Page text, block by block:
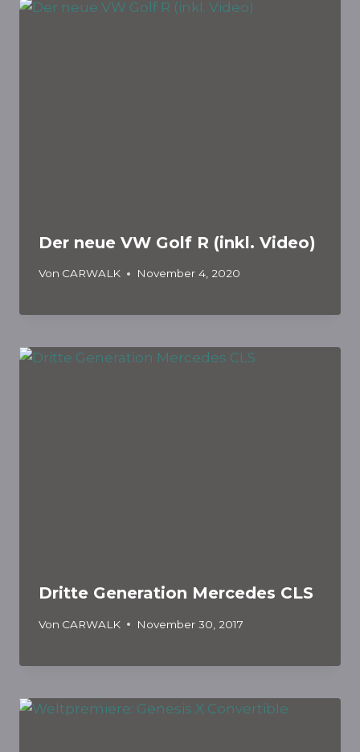
Der neue VW Golf R (inkl. Video)
Von CARWALK November 4, 2020
Dritte Generation Mercedes CLS
Von CARWALK November 30, 2017